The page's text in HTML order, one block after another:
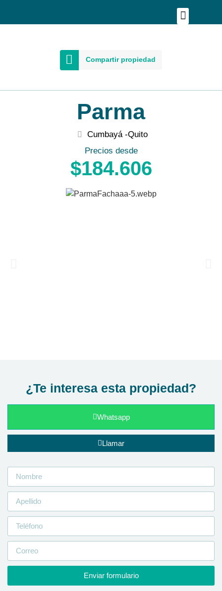
Compartir propiedad
Parma
Cumbayá -Quito
Precios desde
$184.606
¿Te interesa esta propiedad?
Whatsapp
Llamar
Enviar formulario